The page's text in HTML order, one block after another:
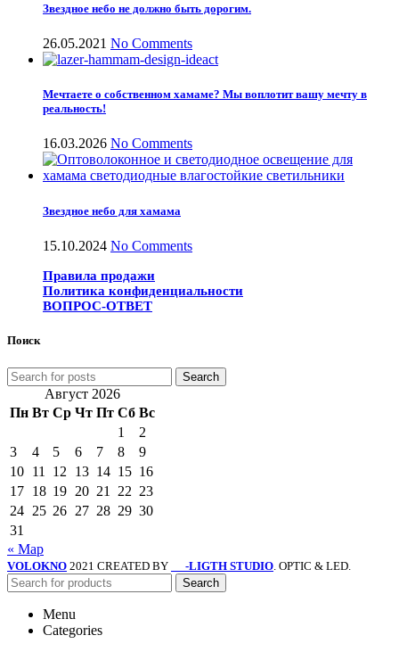
Звездное небо не должно быть дорогим.
26.05.2021 No Comments
Мечтаете о собственном хамаме? Мы воплотит вашу мечту в
реальность!
16.03.2026 No Comments
Звездное небо для хамама
15.10.2024 No Comments
Правила продажи
Политика конфиденциальности
ВОПРОС-ОТВЕТ
Поиск
Search
Август 2026
Пн Вт Ср Чт Пт Сб Вс
1
2
3
4 5 6 7 8
9
10 11 12 13 14 15 16
17 18 19 20 21 22 23
24 25 26 27 28 29 30
31
« Мар
VOLOKNO 2021 CREATED BY -LIGTH STUDIO. OPTIC & LED.
Search
Menu
Categories